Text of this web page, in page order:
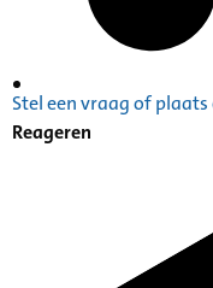
Catalogus:
Stel een vraag of
Reageren